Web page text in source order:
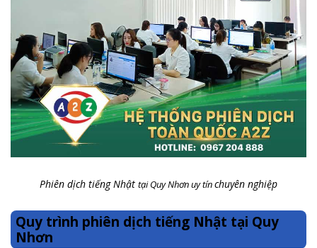
Phiên dịch tiếng Nhật tại Quy Nhơn uy tínchuyên nghiệp
Quy trình phiên dịch tiếng Nhật tại Quy
Nhơn